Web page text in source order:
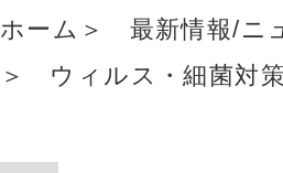
最新情報/ニュー
Japanese
ホーム
最新情報/ニ
ウィルス・細菌対